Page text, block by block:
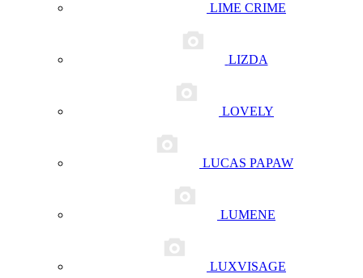
LIME CRIME
LIZDA
LOVELY
LUCAS PAPAW
LUMENE
LUXVISAGE